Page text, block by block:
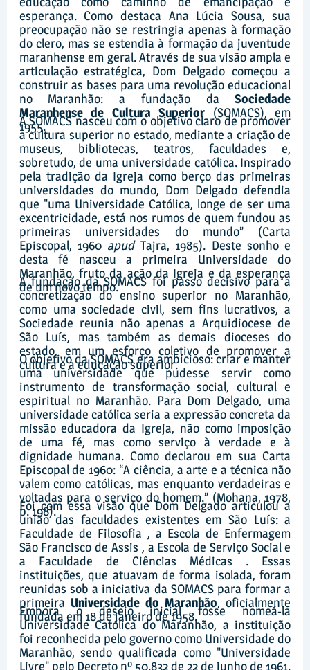
esperança. Como destaca Ana Lúcia Sousa, sua
preocupação não se restringia apenas à formação
do clero, mas se estendia à formação da juventude
maranhense em geral. Através de sua visão ampla e
articulação estratégica, Dom Delgado começou a
construir as bases para uma revolução educacional
no Maranhão: a fundação daSociedade
Maranhense de Cultura Superior (SOMACS), em
1955.
A SOMACS nasceu com o objetivo claro de promover
a cultura superior no estado, mediante a criação de
museus, bibliotecas, teatros, faculdades e,
sobretudo, de uma universidade católica. Inspirado
pela tradição da Igreja como berço das primeiras
universidades do mundo, Dom Delgado defendia
que "uma Universidade Católica, longe de ser uma
excentricidade, está nos rumos de quem fundou as
primeiras universidades do mundo” (Carta
Episcopal, 1960 apudTajra, 1985). Deste sonho e
desta fé nasceu a primeira Universidade do
Maranhão, fruto da ação da Igreja e da esperança
de um novo tempo.
A fundação da SOMACS foi passo decisivo para a
concretização do ensino superior no Maranhão,
como uma sociedade civil, sem fins lucrativos, a
Sociedade reunia não apenas a Arquidiocese de
São Luís, mas também as demais dioceses do
estado, em um esforço coletivo de promover a
cultura e a educação superior.
O objetivo da SOMACS era ambicioso: criar e manter
uma universidade que pudesse servir como
instrumento de transformação social, cultural e
espiritual no Maranhão. Para Dom Delgado, uma
universidade católica seria a expressão concreta da
missão educadora da Igreja, não como imposição
de uma fé, mas como serviço à verdade e à
dignidade humana. Como declarou em sua Carta
Episcopal de 1960: “A ciência, a arte e a técnica não
valem como católicas, mas enquanto verdadeiras e
voltadas para o serviço do homem.” (Mohana, 1978,
p. 198).
Foi com essa visão que Dom Delgado articulou a
união das faculdades existentes em São Luís: a
Faculdade de Filosofia , a Escola de Enfermagem
São Francisco de Assis , a Escola de Serviço Social e
a Faculdade de Ciências Médicas . Essas
instituições, que atuavam de forma isolada, foram
reunidas sob a iniciativa da SOMACS para formar a
primeira Universidade do Maranhão, oficialmente
fundada em 18 de janeiro de 1958.
Embora o desejo inicial fosse nomeá-la
Universidade Católica do Maranhão, a instituição
foi reconhecida pelo governo como Universidade do
Maranhão, sendo qualificada como "Universidade
Livre" pelo Decreto nº 50.832 de 22 de junho de 1961.